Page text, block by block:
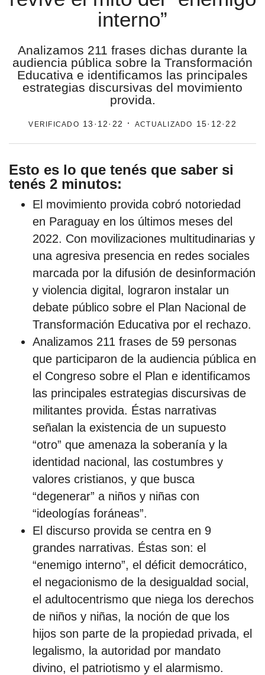
estronismo climático
escuelas fumigadas
historia de las mujeres
patria contratista
surti impreso
por formato
scrolls
timeline
chequeo
descargables
interno”
Analizamos 211 frases dichas durante la
audiencia pública sobre la Transformación
Educativa e identificamos las principales
estrategias discursivas del movimiento
provida.
verificado 13·12·22 · actualizado 15·12·22
Esto es lo que tenés que saber si
tenés 2 minutos:
El movimiento provida cobró notoriedad
en Paraguay en los últimos meses del
2022. Con movilizaciones multitudinarias y
una agresiva presencia en redes sociales
marcada por la difusión de desinformación
y violencia digital, lograron instalar un
debate público sobre el Plan Nacional de
Transformación Educativa por el rechazo.
Analizamos 211 frases de 59 personas
que participaron de la audiencia pública en
el Congreso sobre el Plan e identificamos
las principales estrategias discursivas de
militantes provida. Éstas narrativas
señalan la existencia de un supuesto
“otro” que amenaza la soberanía y la
identidad nacional, las costumbres y
valores cristianos, y que busca
“degenerar” a niños y niñas con
“ideologías foráneas”.
El discurso provida se centra en 9
grandes narrativas. Éstas son: el
“enemigo interno”, el déficit democrático,
el negacionismo de la desigualdad social,
el adultocentrismo que niega los derechos
de niños y niñas, la noción de que los
hijos son parte de la propiedad privada, el
legalismo, la autoridad por mandato
divino, el patriotismo y el alarmismo.